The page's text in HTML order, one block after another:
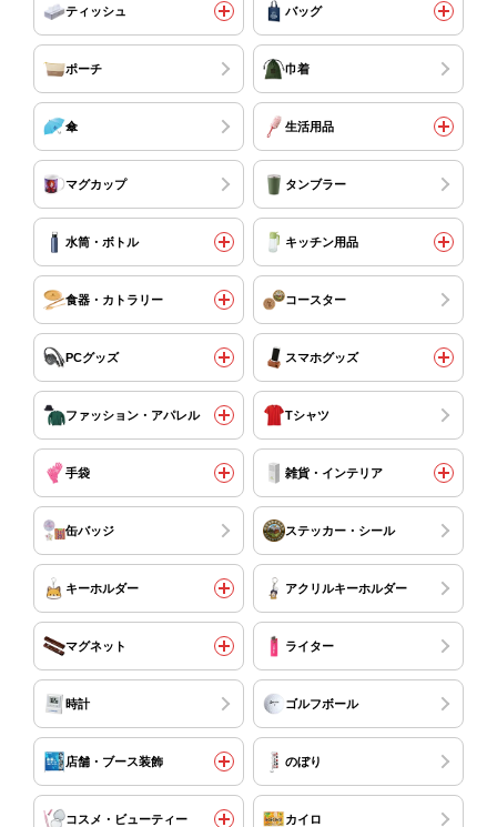
ティッシュ バッグ
ポーチ 巾着
傘 生活用品
マグカップ タンブラー
水筒・ボトル キッチン用品
食器・カトラリー コースター
PCグッズ スマホグッズ
ファッション・アパレル Tシャツ
手袋 雑貨・インテリア
缶バッジ ステッカー・シール
キーホルダー アクリルキーホルダー
マグネット ライター
時計 ゴルフボール
店舗・ブース装飾 のぼり
コスメ・ビューティー カイロ